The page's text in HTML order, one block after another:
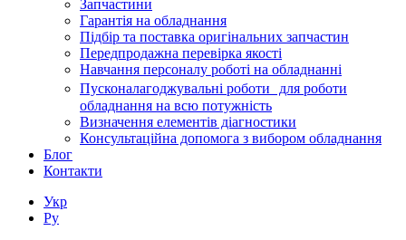
Запчастини
Гарантія на обладнання
Підбір та поставка оригінальних запчастин
Передпродажна перевірка якості
Навчання персоналу роботі на обладнанні
Пусконалагоджувальні роботи для роботи
обладнання на всю потужність
Визначення елементів діагностики
Консультаційна допомога з вибором обладнання
Блог
Контакти
Укр
Ру